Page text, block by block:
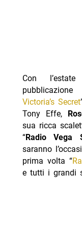
Con
Victoria’s Secret
Tony Effe,
sua ricca
“Radio Vega
saranno
prima volta “
e tutti i grandi